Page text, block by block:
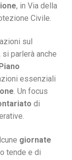
, in Via della
Civile.
sul
parlerà anche
Piano
essenziali
. Un focus
di
giornate
tende e di